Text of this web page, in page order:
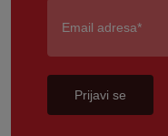
Prijavi se